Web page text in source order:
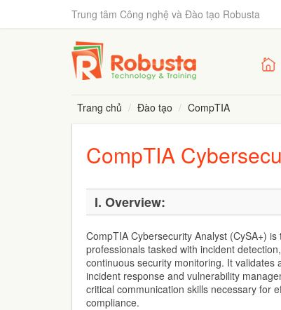
Trung tâm Công nghệ và Đào tạo Robusta
Trang chủ Đào tạo CompTIA
CompTIA
I. Overview:
CompTIA Cybersecurity Analyst (CySA+)
professionals tasked with incident
continuous security monitoring. It validates
incident response and vulnerability
critical communication skills necessary for
compliance.